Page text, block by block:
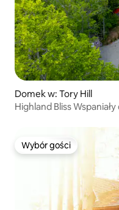
Domek w: Tory Hill
Highland Bliss
Wybór gości
Wybór gości